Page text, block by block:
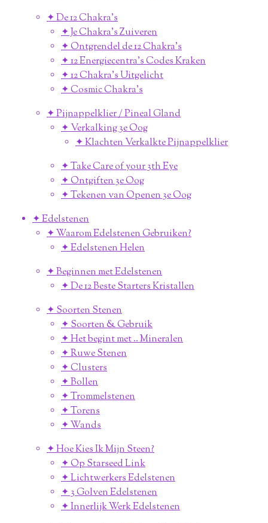
✦ De 12 Chakra's
✦ Je Chakra's Zuiveren
✦ Ontgrendel de 12 Chakra's
✦ 12 Energiecentra's Codes Kraken
✦ 12 Chakra's Uitgelicht
✦ Cosmic Chakra's
✦ Pijnappelklier / Pineal Gland
✦ Verkalking 3e Oog
✦ Klachten Verkalkte Pijnappelklier
✦ Take Care of your 3th Eye
✦ Ontgiften 3e Oog
✦ Tekenen van Openen 3e Oog
✦ Edelstenen
✦ Waarom Edelstenen Gebruiken?
✦ Edelstenen Helen
✦ Beginnen met Edelstenen
✦ De 12 Beste Starters Kristallen
✦ Soorten Stenen
✦ Soorten & Gebruik
✦ Het begint met .. Mineralen
✦ Ruwe Stenen
✦ Clusters
✦ Bollen
✦ Trommelstenen
✦ Torens
✦ Wands
✦ Hoe Kies Ik Mijn Steen?
✦ Op Starseed Link
✦ Lichtwerkers Edelstenen
✦ 3 Golven Edelstenen
✦ Innerlijk Werk Edelstenen